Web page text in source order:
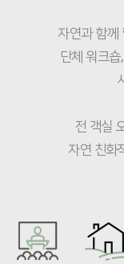
자연과 함께
단체 워크
전 객실
자연 친화